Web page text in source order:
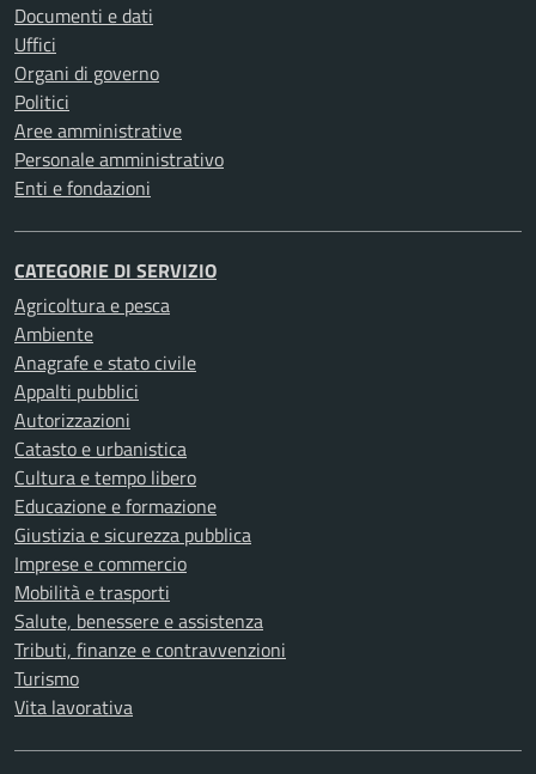
Documenti e dati
Uffici
Organi di governo
Politici
Aree amministrative
Personale amministrativo
Enti e fondazioni
CATEGORIE DI SERVIZIO
Agricoltura e pesca
Ambiente
Anagrafe e stato civile
Appalti pubblici
Autorizzazioni
Catasto e urbanistica
Cultura e tempo libero
Educazione e formazione
Giustizia e sicurezza pubblica
Imprese e commercio
Mobilità e trasporti
Salute, benessere e assistenza
Tributi, finanze e contravvenzioni
Turismo
Vita lavorativa